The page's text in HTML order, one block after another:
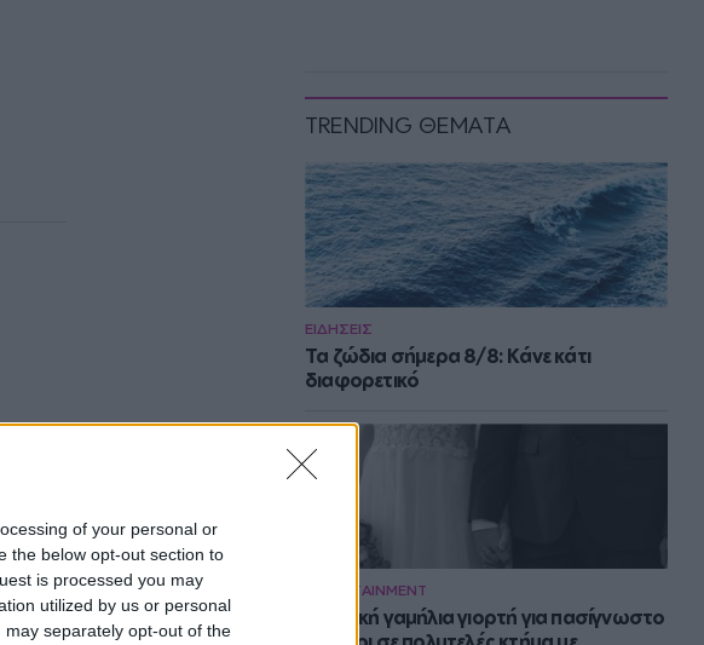
of your personal or
the below opt-out section to
is processed you may
utilized by us or personal
separately opt-out of the
TRENDING ΘΕΜΑΤΑ
ΕΙΔΗΣΕΙΣ
Τα ζώδια σήμερα 8/8: Κάνε κάτι
διαφορετικό
ENTERTAINMENT
Μυστική γαμήλια γιορτή για πασίγνωστο